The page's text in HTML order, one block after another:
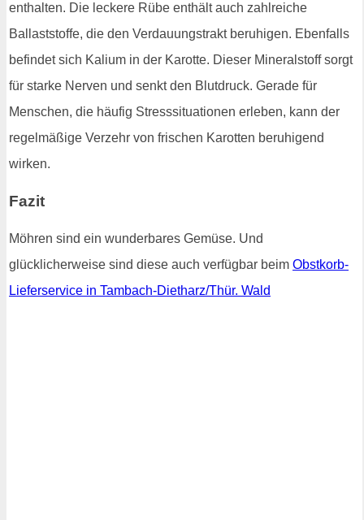
enthalten. Die leckere Rübe enthält auch zahlreiche
Ballaststoffe, die den Verdauungstrakt beruhigen. Ebenfalls
befindet sich Kalium in der Karotte. Dieser Mineralstoff sorgt
für starke Nerven und senkt den Blutdruck. Gerade für
Menschen, die häufig Stresssituationen erleben, kann der
regelmäßige Verzehr von frischen Karotten beruhigend
wirken.
Fazit
Möhren sind ein wunderbares Gemüse. Und
glücklicherweise sind diese auch verfügbar beim Obstkorb-
Lieferservice in Tambach-Dietharz/Thür. Wald